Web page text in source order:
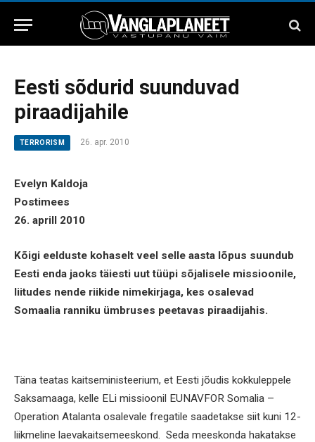
Eesti sõdurid suunduvad
piraadijahile
TERRORISM 26. apr. 2010
Evelyn Kaldoja
Postimees
26. aprill 2010
Kõigi eelduste kohaselt veel selle aasta lõpus suundub
Eesti enda jaoks täiesti uut tüüpi sõjalisele missioonile,
liitudes nende riikide nimekirjaga, kes osalevad
Somaalia ranniku ümbruses peetavas piraadijahis.
Täna teatas kaitseministeerium, et Eesti jõudis kokkuleppele
Saksamaaga, kelle ELi missioonil EUNAVFOR Somalia –
Operation Atalanta osalevale fregatile saadetakse siit kuni 12-
liikmeline laevakaitsemeeskond. Seda meeskonda hakatakse